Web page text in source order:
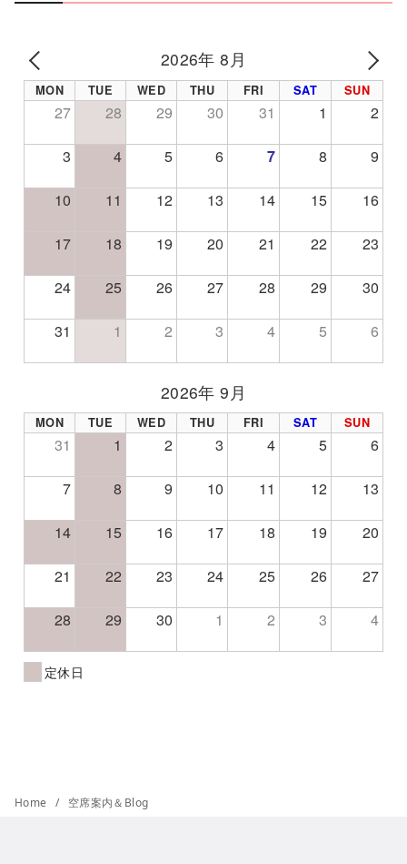
PREV 2026年 8月
MON TUE WED THU FRI SAT SUN
27 28 29 30 31 1 2
3 4 5 6 7 8 9
10 11 12 13 14 15 16
17 18 19 20 21 22 23
24 25 26 27 28 29 30
31 1 2 3 4 5 6
2026年 9月
MON TUE WED THU FRI SAT SUN
31 1 2 3 4 5 6
7 8 9 10 11 12 13
14 15 16 17 18 19 20
21 22 23 24 25 26 27
28 29 30 1 2 3 4
定休日
Home 空席案内＆Blog